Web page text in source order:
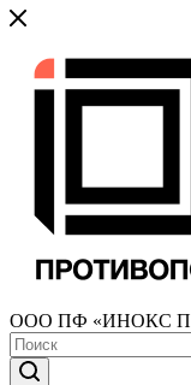
ООО ПФ «ИНОКС